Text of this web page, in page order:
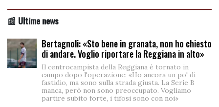
📰 Ultime news
Bertagnoli: «Sto bene in granata, non ho chiesto
di andare. Voglio riportare la Reggiana in alto»
Il centrocampista della Reggiana è tornato in
campo dopo l'operazione: «Ho ancora un po' di
fastidio, ma sono sulla strada giusta. La Serie B
manca, però non sono preoccupato. Vogliamo
partire subito forte, i tifosi sono con noi»